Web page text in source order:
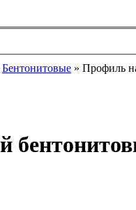
Бентонитовые » Профиль